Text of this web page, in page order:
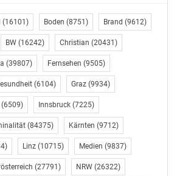
Schausaal zeigt kostbare
bis zur Gegenwart – von
ostasiatischen Meisterwerken. Ein
ist der erstmals nach
wieder ausgestellte seidene
dem frühen 16. Jahrhundert aus
Ägypten – ein absolutes
Sammlung.
26.4. bietet sich auch noch
die international viel beachtete
(16101) Boden (8751) Brand (9612)
BW (16242) Christian (20431)
(39807) Fernsehen (9505)
(6104) Graz (9934)
(6509) Innsbruck (7225)
(84375) Kärnten (9712)
Linz (10715) Medien (9837)
(27791) NRW (26322)